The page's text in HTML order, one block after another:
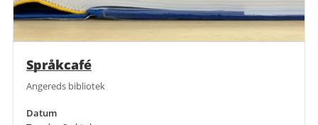
Språkcafé
Angereds bibliotek
Datum